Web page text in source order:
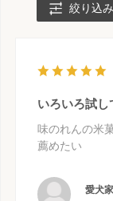
絞り込み
いろいろ試し
味のれんの米
薦めたい
愛犬家